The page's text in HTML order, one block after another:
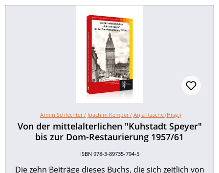
Armin Schlechter / Joachim Kemper / Anja Rasche (Hrsg.)
Von der mittelalterlichen "Kuhstadt Speyer"
bis zur Dom-Restaurierung 1957/61
ISBN 978-3-89735-794-5
Die zehn Beiträge dieses Buchs, die sich zeitlich von